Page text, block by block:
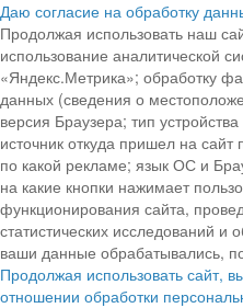
Даю согласие на обработку
Продолжая использовать наш
использование аналитической
«Яндекс.Метрика»; обработку
данных (сведения о
версия Браузера; тип
источник откуда пришел на сайт
по какой рекламе; язык ОС и
на какие кнопки нажимает
функционирования сайта,
статистических исследований и
ваши данные обрабатывались,
Продолжая использовать сайт,
отношении обработки